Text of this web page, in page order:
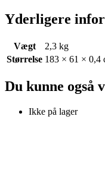
Yderligere
Vægt
2,3 kg
Størrelse 183 × 61 × 0,4
Du kunne også
Ikke på lager